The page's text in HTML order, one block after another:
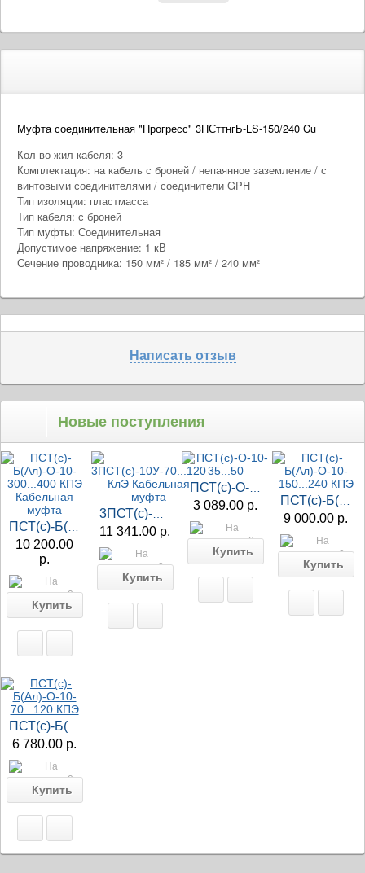
Муфта соединительная "Прогресс" 3ПСттнгБ-LS-150/240 Cu
Кол-во жил кабеля: 3
Комплектация: на кабель с броней / непаянное заземление / с
винтовыми соединителями / соединители GPH
Тип изоляции: пластмасса
Тип кабеля: с броней
Тип муфты: Соединительная
Допустимое напряжение: 1 кВ
Сечение проводника: 150 мм² / 185 мм² / 240 мм²
Написать отзыв
Новые поступления
10 200.00
р.
11 341.00 р.
3 089.00 р.
9 000.00 р.
6 780.00 р.